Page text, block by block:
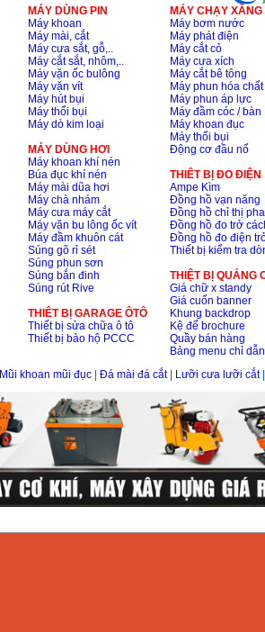
MÁY DÙNG PIN
Máy khoan
Máy mài, cắt
Máy cưa sắt, gỗ,..
Máy cắt sắt, nhôm,..
Máy vặn ốc bulông
Máy vặn vít
Máy hút bụi
Máy thổi bụi
Máy dò kim loại
MÁY DÙNG HƠI
Máy khoan khí nén
Búa đục khí nén
Máy mài dũa hơi
Máy chà nhám
Máy cưa máy cắt
Máy vặn bu lông ốc vít
Máy đầm khuôn cát
Súng gõ rỉ sét
Súng phun sơn
Súng bắn đinh
Súng rút Rive
THIÊT BỊ GARAGE ÔTÔ
Thiết bị sửa chữa ô tô
Thiết bị bảo hộ PCCC
MÁY CHẠY
Máy bơm nước
Máy phát điện
Máy cắt cỏ
Máy cưa xích
Máy cắt bê tông
Máy phun hóa chất
Máy phun áp lực
Máy đầm cóc / bàn
Máy khoan đục
Máy thổi bụi
Động cơ đầu nổ
THIÊT BỊ ĐO ĐIỆN
Ampe Kìm
Đồng hồ vạn năng
Đồng hồ chỉ thị pha
Đồng hồ đo trở
Đồng hồ đo điện
Thiết bị kiểm tra
THIỆT BỊ QUẢNG
Giá chữ x standy
Giá cuốn banner
Khung backdrop
Kệ để brochure
Quầy bán hàng
Bảng menu chỉ dẫn
Mũi khoan mũi đục Đá mài đá cắt| Lưỡi cưa lưỡi cắt